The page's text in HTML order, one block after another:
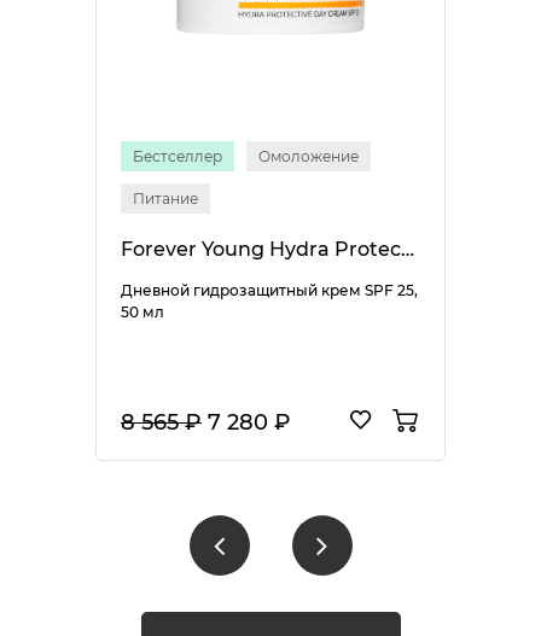
Бестселлер Омоложение
Питание
Forever Young Hydra Protective Day Cream SPF 25
Дневной гидрозащитный крем SPF 25,
50 мл
8 565 ₽ 7 280 ₽